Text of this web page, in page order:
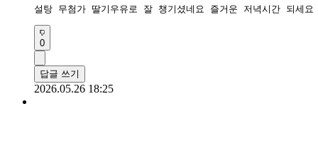
설탕 무첨가 딸기우유로 잘 챙기셨네요 즐거운 저녁시간 되세
0
답글 쓰기
2026.05.26 18:25